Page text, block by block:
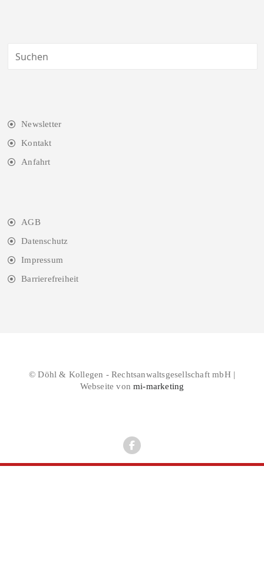
Newsletter
Kontakt
Anfahrt
AGB
Datenschutz
Impressum
Barrierefreiheit
© Döhl & Kollegen - Rechtsanwaltsgesellschaft mbH |
Webseite vonmi-marketing